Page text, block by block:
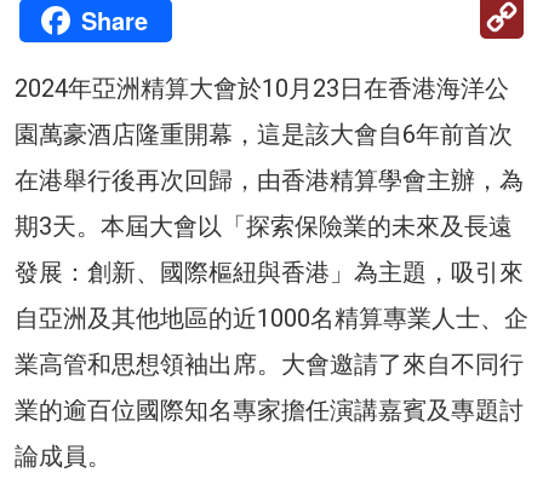
Share
2024年亞洲精算大會於10月23日在香港海洋公
園萬豪酒店隆重開幕，這是該大會自6年前首次
在港舉行後再次回歸，由香港精算學會主辦，為
期3天。本屆大會以「探索保險業的未來及長遠
發展：創新、國際樞紐與香港」為主題，吸引來
自亞洲及其他地區的近1000名精算專業人士、企
業高管和思想領袖出席。大會邀請了來自不同行
業的逾百位國際知名專家擔任演講嘉賓及專題討
論成員。